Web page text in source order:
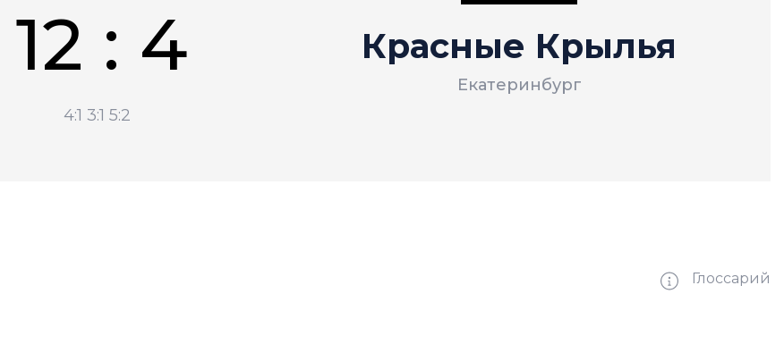
12 : 4
4:1 3:1 5:2
Красные Крылья
Екатеринбург
Глоссарий